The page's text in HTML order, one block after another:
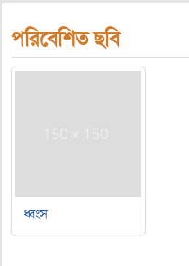
পরিবেশিত ছবি
ধ্বংস